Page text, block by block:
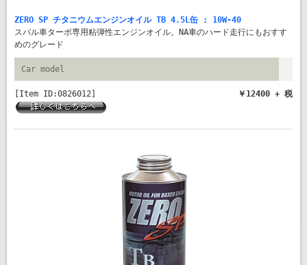
ZERO SP チタニウムエンジンオイル TB 4.5L缶 : 10W-40
スバル車ターボ専用粘弾性エンジンオイル。NA車のハード走行にもおすす
めのグレード
Car model
[Item ID:0826012] ￥12400 + 税